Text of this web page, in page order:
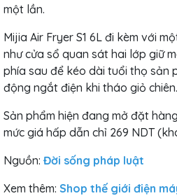
một lần.
Mijia Air Fryer S1 6L đi kèm với
như cửa sổ quan sát hai lớp giữ
phía sau để kéo dài tuổi thọ sản
động ngắt điện khi tháo giỏ chiên.
Sản phẩm hiện đang mở đặt
mức giá hấp dẫn chỉ 269 NDT
Nguồn: Đời sống pháp luật
Xem thêm: Shop thế giới điện